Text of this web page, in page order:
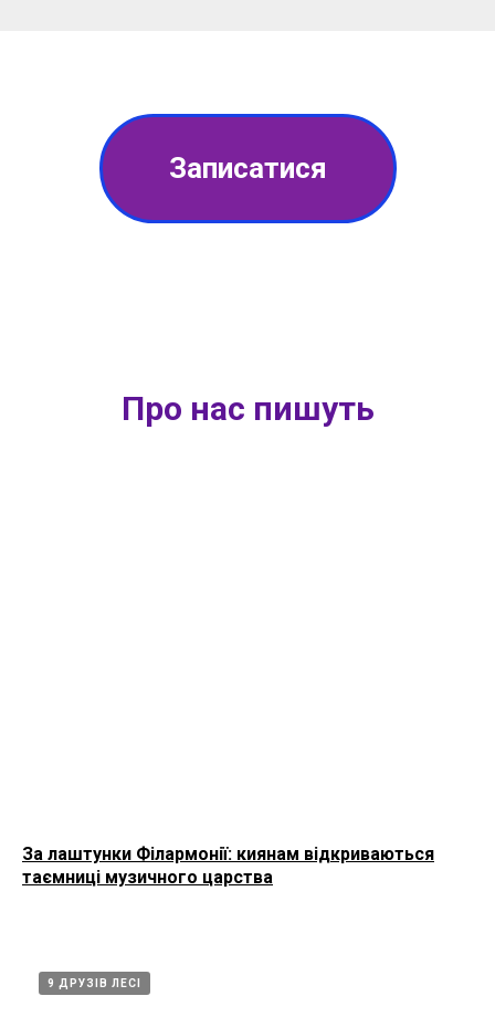
Записатися
Про нас пишуть
За лаштунки Філармонії: киянам відкриваються
таємниці музичного царства
9 ДРУЗІВ ЛЕСІ